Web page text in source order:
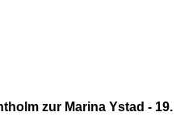
zur Marina Ystad - 19.